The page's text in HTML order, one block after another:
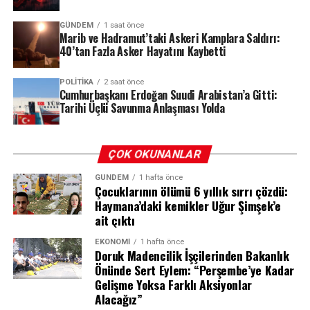
Carrefour Bağımsız Yapısını Koruyacak
Kararın bir diğer önemli ayağı ise Carrefour’un kurumsal
faaliyetlerini ayrı organizasyon yapılarıyla sürdürecek.
Bu sayede Carrefour’un bağımsız kurumsal yapısı
korunmaya devam edecek. Bu durum, markaların mevcut
tedarik zincirleri, ticari ilişkileri ve müşteri
portföylerinde köklü değişiklikler yaşanmadan yoluna
devam etmesini güvence altına alıyor.
Üç Yıl Boyunca İstihdam Korunacak
Devralma sürecinin en çok merak edilen konularının
Kira Tavan Zam Oranı Nasıl
GÜNDEM 1 saat önce
Marib ve Hadramut’taki Askeri Kamplara Saldırı:
40’tan Fazla Asker Hayatını Kaybetti
POLITIKA 2 saat önce
Cumhurbaşkanı Erdoğan Suudi Arabistan’a Gitti:
Tarihi Üçlü Savunma Anlaşması Yolda
ÇOK OKUNANLAR
GÜNDEM 1 hafta önce
Çocuklarının ölümü 6 yıllık sırrı çözdü:
Haymana’daki kemikler Uğur Şimşek’e
ait çıktı
EKONOMI 1 hafta önce
Doruk Madencilik İşçilerinden Bakanlık
Önünde Sert Eylem: “Perşembe’ye Kadar
Gelişme Yoksa Farklı Aksiyonlar
Alacağız”